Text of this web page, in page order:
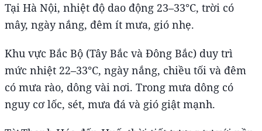
Tại Hà Nội, nhiệt độ dao động 23–33°C, trời có
mây, ngày nắng, đêm ít mưa, gió nhẹ.
Khu vực Bắc Bộ (Tây Bắc và Đông Bắc) duy trì
mức nhiệt 22–33°C, ngày nắng, chiều tối và đêm
có mưa rào, dông vài nơi. Trong mưa dông có
nguy cơ lốc, sét, mưa đá và gió giật mạnh.